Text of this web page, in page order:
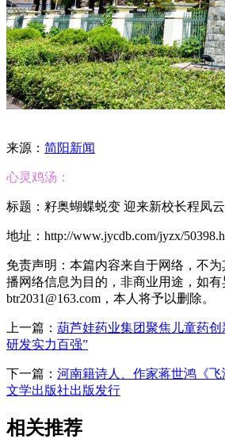
来源： 简阳新闻
心灵鸡汤：
标题：籽奥蝴蝶蜕变 迎来新校长程凤
地址：http://www.jycdb.com/jyzx/
免责声明：本篇内容来自于网络，不
播网络信息为目的，非商业用途，如
btr2031@163.com，本人将予以删除。
上一篇： 葫芦娃药业集团聚焦儿童药创
研发实力百强”
下一篇： 河南籍诗人、作家蒋世鸿《
文学出版社出版发行
相关推荐